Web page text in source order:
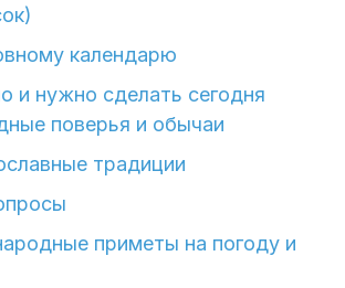
календарю
и нужно сделать сегодня
поверья и обычаи
традиции
приметы на погоду и